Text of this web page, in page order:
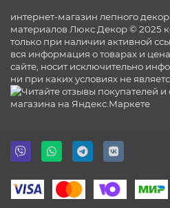
интернет-магазин лепного
материалов Люкс Декор © 2025
только при наличии активной
вся информация о товарах и
сайте, носит исключительно
ни при каких условиях не